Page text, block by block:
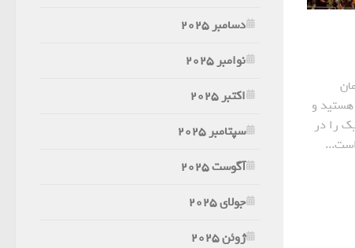
هستید و
را در
است...
دسامبر 2025
نوامبر 2025
اکتبر 2025
سپتامبر 2025
آگوست 2025
جولای 2025
ژوئن 2025